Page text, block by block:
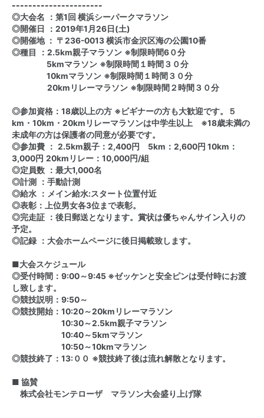
----------------------
◎大会名 ： 第1回 横浜シーパークマラソン
◎開催日 ： 2019年1 月 26日 (土)
◎開催地 ： 〒236-0013 横浜市金沢区海の公園10番
◎種目 ：2.5km親子マラソン ※制限時間6０分
5kmマラソン ※制限時間１時間３０分
10kmマラソン ※制限時間１時間３０分
20kmリレーマラソン ※制限時間２時間３０分
◎参加資格： 18歳以上の方 ※ビギナーの方も大歓迎です。５
km・10km・20kmリレーマラソンは中学生以上 ※18歳未満の
未成年の方は保護者の同意が必要です。
◎参加費 ： 2.5km親子：2,400円 5km ： 2,600円 10km ：
3,000円 20kmリレー： 10,000円/組
◎定員数 ： 最大1,000名
◎計測
：手動計測
◎給水 ：メイン給水:スタート位置付近
◎表彰 ：上位男女各3位まで表彰。
◎完走証
：後日郵送となります。賞状は優ちゃんサイン入りの
予定。
◎記録 ：大会ホームページに後日掲載致します。
■大会スケジュール
◎受付時間： 9:00～9:45 ※ゼッケンと安全ピンは受付時にお渡
し致します。
◎競技説明： 9:50～
◎競技開始： 10:20～20kmリレーマラソン
10:30～2.5km親子マラソン
10:40～5kmマラソン
10:50～10kmマラソン
◎競技終了： 13: ００ ※競技終了後は流れ解散となります。
■ 協賛
株式会社モンテローザ
マラソン大会盛り上げ隊